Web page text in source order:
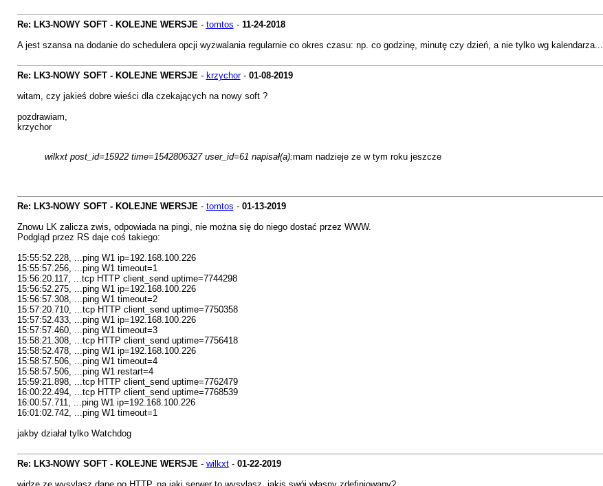
Re: LK3-NOWY SOFT - KOLEJNE WERSJE- tomtos - 11-24-2018
A jest szansa na dodanie do schedulera opcji wyzwalania regularnie co okres czasu: np. co godzinę, minutę czy dzień, a nie tylko wg kalendarza...
Re: LK3-NOWY SOFT - KOLEJNE WERSJE- krzychor- 01-08-2019
witam, czy jakieś dobre wieści dla czekających na nowy soft ?
pozdrawiam,
krzychor
wilkxt post_id=15922 time=1542806327 user_id=61 napisał(a):mam nadzieje ze w tym roku jeszcze
Re: LK3-NOWY SOFT - KOLEJNE WERSJE- tomtos - 01-13-2019
Znowu LK zalicza zwis, odpowiada na pingi, nie można się do niego dostać przez WWW.
Podgląd przez RS daje coś takiego:
15:55:52.228, ...ping W1 ip=192.168.100.226
15:55:57.256, ...ping W1 timeout=1
15:56:20.117, ...tcp HTTP client_send uptime=7744298
15:56:52.275, ...ping W1 ip=192.168.100.226
15:56:57.308, ...ping W1 timeout=2
15:57:20.710, ...tcp HTTP client_send uptime=7750358
15:57:52.433, ...ping W1 ip=192.168.100.226
15:57:57.460, ...ping W1 timeout=3
15:58:21.308, ...tcp HTTP client_send uptime=7756418
15:58:52.478, ...ping W1 ip=192.168.100.226
15:58:57.506, ...ping W1 timeout=4
15:58:57.506, ...ping W1 restart=4
15:59:21.898, ...tcp HTTP client_send uptime=7762479
16:00:22.494, ...tcp HTTP client_send uptime=7768539
16:00:57.711, ...ping W1 ip=192.168.100.226
16:01:02.742, ...ping W1 timeout=1
jakby działał tylko Watchdog
Re: LK3-NOWY SOFT - KOLEJNE WERSJE- wilkxt- 01-22-2019